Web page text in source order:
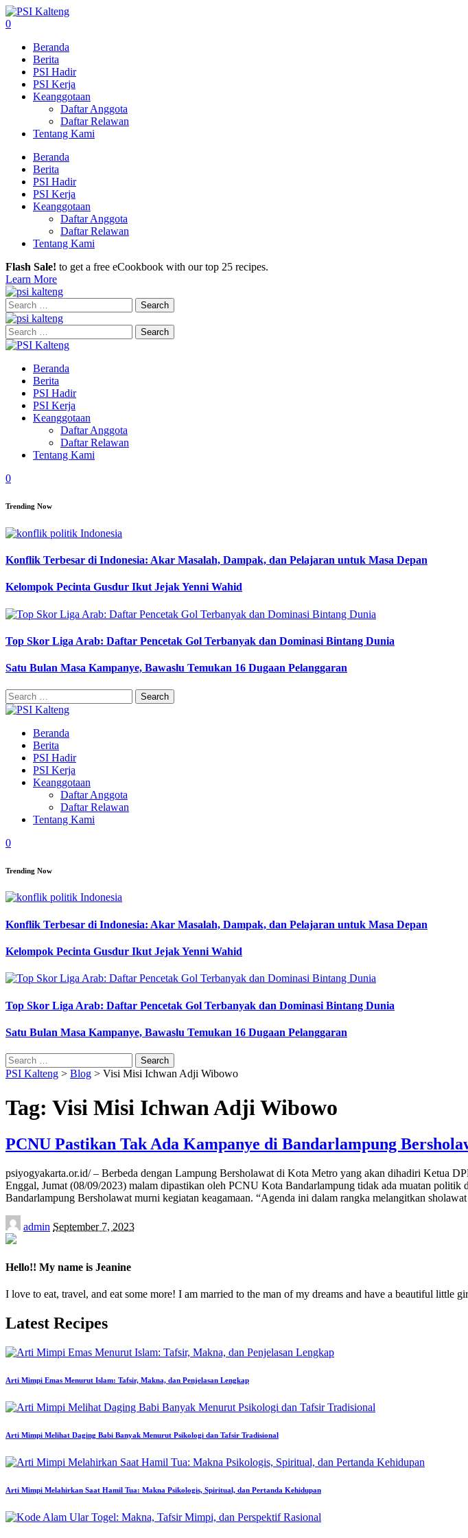
0
Beranda
Berita
PSI Hadir
PSI Kerja
Keanggotaan
Daftar Anggota
Daftar Relawan
Tentang Kami
Beranda
Berita
PSI Hadir
PSI Kerja
Keanggotaan
Daftar Anggota
Daftar Relawan
Tentang Kami
Flash Sale! to get a free eCookbook with our top 25 recipes.
Learn More
Search
for:
Search
for:
Beranda
Berita
PSI Hadir
PSI Kerja
Keanggotaan
Daftar Anggota
Daftar Relawan
Tentang Kami
0
Trending Now
Konflik Terbesar di Indonesia: Akar Masalah, Dampak, dan Pelajaran untuk Masa Depan
Kelompok Pecinta Gusdur Ikut Jejak Yenni Wahid
Top Skor Liga Arab: Daftar Pencetak Gol Terbanyak dan Dominasi Bintang Dunia
Satu Bulan Masa Kampanye, Bawaslu Temukan 16 Dugaan Pelanggaran
Search
for:
Beranda
Berita
PSI Hadir
PSI Kerja
Keanggotaan
Daftar Anggota
Daftar Relawan
Tentang Kami
0
Trending Now
Konflik Terbesar di Indonesia: Akar Masalah, Dampak, dan Pelajaran untuk Masa Depan
Kelompok Pecinta Gusdur Ikut Jejak Yenni Wahid
Top Skor Liga Arab: Daftar Pencetak Gol Terbanyak dan Dominasi Bintang Dunia
Satu Bulan Masa Kampanye, Bawaslu Temukan 16 Dugaan Pelanggaran
Search
for:
PSI Kalteng > Blog > Visi Misi Ichwan Adji Wibowo
Tag: Visi Misi Ichwan Adji Wibowo
PCNU Pastikan Tak Ada Kampanye di Bandarlampung
psiyogyakarta.or.id/ – Berbeda dengan Lampung Bersholawat di Kota Metro yang akan dihadiri Ketua
Enggal, Jumat (08/09/2023) malam dipastikan oleh PCNU Kota Bandarlampung tidak ada muatan
Bandarlampung Bersholawat murni kegiatan keagamaan. “Agenda ini dalam rangka melangitkan sholawat
Posted
by
admin September 7, 2023
Hello!! My name is Jeanine
I love to eat, travel, and eat some more! I am married to the man of my dreams and have a beautiful little
Latest Recipes
Arti Mimpi Emas Menurut Islam: Tafsir, Makna, dan Penjelasan Lengkap
Arti Mimpi Melihat Daging Babi Banyak Menurut Psikologi dan Tafsir Tradisional
Arti Mimpi Melahirkan Saat Hamil Tua: Makna Psikologis, Spiritual, dan Pertanda Kehidupan